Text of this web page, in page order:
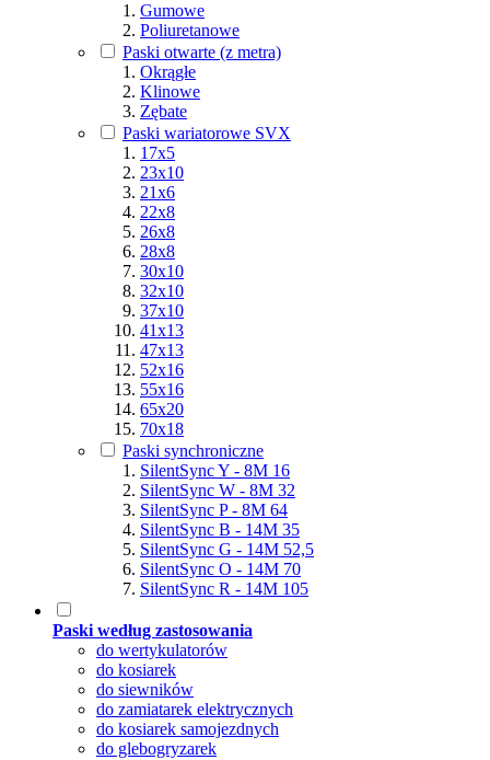
Gumowe
Poliuretanowe
Paski otwarte (z metra)
Okrągłe
Klinowe
Zębate
Paski wariatorowe SVX
17x5
23x10
21x6
22x8
26x8
28x8
30x10
32x10
37x10
41x13
47x13
52x16
55x16
65x20
70x18
Paski synchroniczne
SilentSync Y - 8M 16
SilentSync W - 8M 32
SilentSync P - 8M 64
SilentSync B - 14M 35
SilentSync G - 14M 52,5
SilentSync O - 14M 70
SilentSync R - 14M 105
Paski według zastosowania
do wertykulatorów
do kosiarek
do siewników
do zamiatarek elektrycznych
do kosiarek samojezdnych
do glebogryzarek